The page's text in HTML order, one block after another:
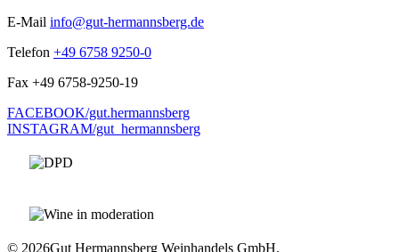
E-Mail info@gut-hermannsberg.de
Telefon +49 6758 9250-0
Fax +49 6758-9250-19
FACEBOOK/gut.hermannsberg
INSTAGRAM/gut_hermannsberg
© 2026Gut Hermannsberg Weinhandels GmbH.